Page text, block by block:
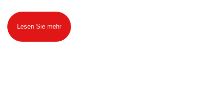
Lesen Sie mehr